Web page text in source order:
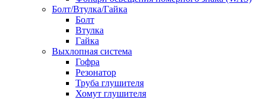
Болт/Втулка/Гайка
Болт
Втулка
Гайка
Выхлопная система
Гофра
Резонатор
Труба глушителя
Хомут глушителя